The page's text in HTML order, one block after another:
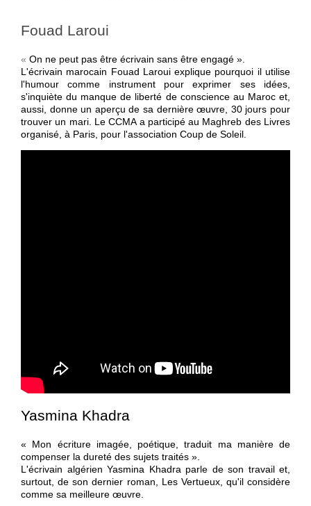
Fouad Laroui
« On ne peut pas être écrivain sans être engagé ».
L'écrivain marocain Fouad Laroui explique pourquoi il utilise
l'humour comme instrument pour exprimer ses idées,
s'inquiète du manque de liberté de conscience au Maroc et,
aussi, donne un aperçu de sa dernière œuvre, 30 jours pour
trouver un mari. Le CCMA a participé au Maghreb des Livres
organisé, à Paris, pour l'association Coup de Soleil.
Yasmina Khadra
« Mon écriture imagée, poétique, traduit ma manière de
compenser la dureté des sujets traités ».
L'écrivain algérien Yasmina Khadra parle de son travail et,
surtout, de son dernier roman, Les Vertueux, qu'il considère
comme sa meilleure œuvre.